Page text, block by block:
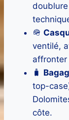
🪖
ventilé,
affronter
🧳
top-
côte.